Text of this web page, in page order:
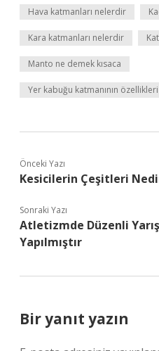
Hava katmanları nelerdir
Kara katmanları nelerdir
Manto ne demek kısaca
Yer kabuğu katmanının
Önceki Yazı
Kesicilerin Çeşitleri
Sonraki Yazı
Atletizmde Düzenli
Yapılmıştır
Bir yanıt yazın